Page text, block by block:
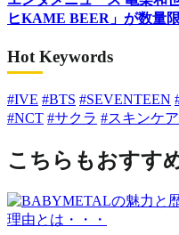
ヒKAME BEER」が数量
Hot Keywords
#IVE #BTS #SEVENTEEN
#NCT #サクラ #スキンケア
こちらもおすす